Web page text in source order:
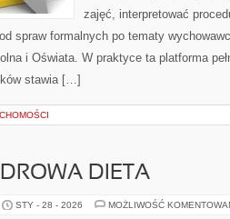
zajęć, interpretować
spraw formalnych po tematy
i Oświata. W praktyce ta platforma
stawia […]
DIETA
STY - 28 - 2026 MOŻLIWOŚĆ